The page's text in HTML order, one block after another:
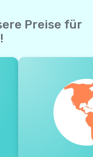
Preise für